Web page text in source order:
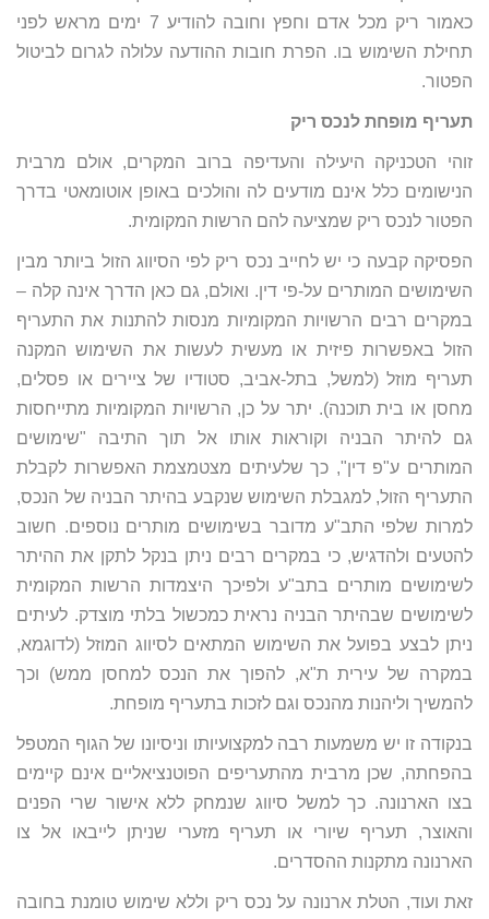
כאמור ריק מכל אדם וחפץ וחובה להודיע 7 ימים מראש לפני
תחילת השימוש בו. הפרת חובות ההודעה עלולה לגרום לביטול
הפטור.
תעריף מופחת לנכס ריק
זוהי הטכניקה היעילה והעדיפה ברוב המקרים, אולם מרבית
הנישומים כלל אינם מודעים לה והולכים באופן אוטומאטי בדרך
הפטור לנכס ריק שמציעה להם הרשות המקומית.
הפסיקה קבעה כי יש לחייב נכס ריק לפי הסיווג הזול ביותר מבין
השימושים המותרים על-פי דין. ואולם, גם כאן הדרך אינה קלה –
במקרים רבים הרשויות המקומיות מנסות להתנות את התעריף
הזול באפשרות פיזית או מעשית לעשות את השימוש המקנה
תעריף מוזל (למשל, בתל-אביב, סטודיו של ציירים או פסלים,
מחסן או בית תוכנה). יתר על כן, הרשויות המקומיות מתייחסות
גם להיתר הבניה וקוראות אותו אל תוך התיבה "שימושים
המותרים ע"פ דין", כך שלעיתים מצטמצמת האפשרות לקבלת
התעריף הזול, למגבלת השימוש שנקבע בהיתר הבניה של הנכס,
למרות שלפי התב"ע מדובר בשימושים מותרים נוספים. חשוב
להטעים ולהדגיש, כי במקרים רבים ניתן בנקל לתקן את ההיתר
לשימושים מותרים בתב"ע ולפיכך היצמדות הרשות המקומית
לשימושים שבהיתר הבניה נראית כמכשול בלתי מוצדק. לעיתים
ניתן לבצע בפועל את השימוש המתאים לסיווג המוזל (לדוגמא,
במקרה של עירית ת"א, להפוך את הנכס למחסן ממש) וכך
להמשיך וליהנות מהנכס וגם לזכות בתעריף מופחת.
בנקודה זו יש משמעות רבה למקצועיותו וניסיונו של הגוף המטפל
בהפחתה, שכן מרבית מהתעריפים הפוטנציאליים אינם קיימים
בצו הארנונה. כך למשל סיווג שנמחק ללא אישור שרי הפנים
והאוצר, תעריף שיורי או תעריף מזערי שניתן לייבאו אל צו
הארנונה מתקנות ההסדרים.
זאת ועוד, הטלת ארנונה על נכס ריק וללא שימוש טומנת בחובה